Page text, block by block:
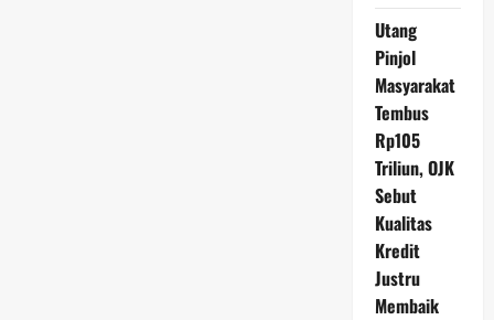
Utang
Pinjol
Masyarakat
Tembus
Rp105
Triliun, OJK
Sebut
Kualitas
Kredit
Justru
Membaik